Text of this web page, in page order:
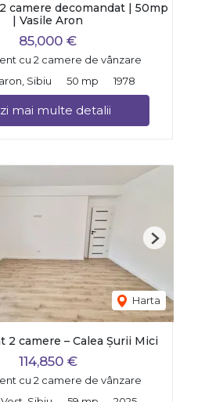
camere decomandat | 50mp
| Vasile Aron
85,000 €
cu 2 camere de vânzare
Sibiu
50 mp 1978
mai multe detalii
Harta
Next
2 camere – Calea Șurii Mici
114,850 €
cu 2 camere de vânzare